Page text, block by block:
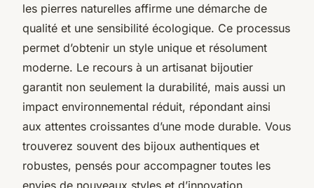
les pierres naturelles affirme une démarche de
qualité et une sensibilité écologique. Ce processus
permet d’obtenir un style unique et résolument
moderne. Le recours à un artisanat bijoutier
garantit non seulement la durabilité, mais aussi un
impact environnemental réduit, répondant ainsi
aux attentes croissantes d’une mode durable. Vous
trouverez souvent des bijoux authentiques et
robustes, pensés pour accompagner toutes les
envies de nouveaux styles et d’innovation